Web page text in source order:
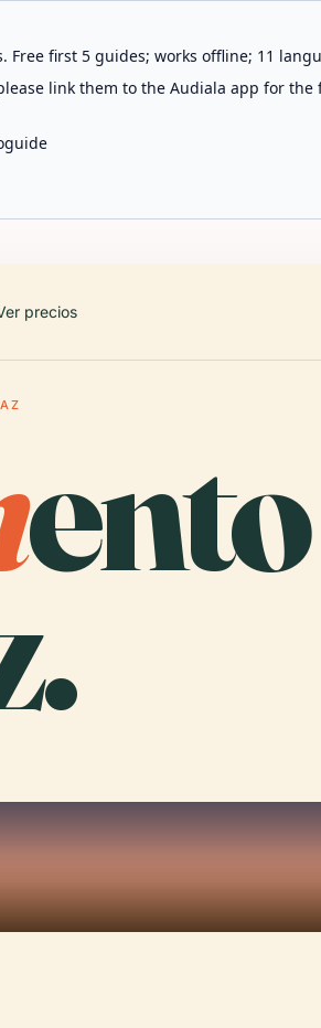
first 5 guides; works offline; 11
link them to the Audiala app for
precios
ento